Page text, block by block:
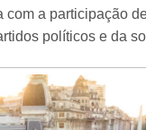
a participação
políticos e da